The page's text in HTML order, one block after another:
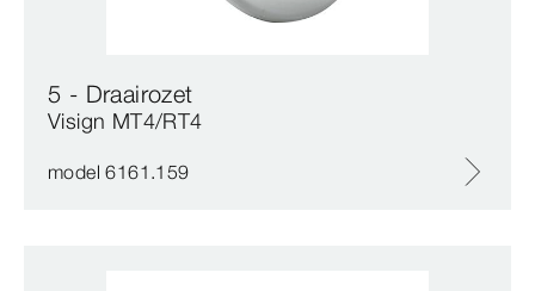
5 - Draairozet
Visign MT4/RT4
model 6161.159